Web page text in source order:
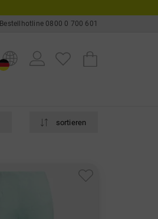
Bestellhotline 0800 0 700 601
sortieren